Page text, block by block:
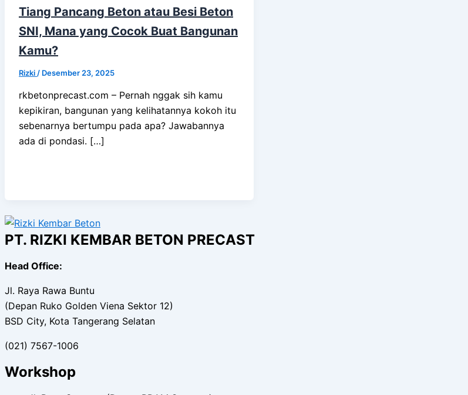
Tiang Pancang Beton atau Besi Beton
SNI, Mana yang Cocok Buat Bangunan
Kamu?
Rizki / Desember 23, 2025
rkbetonprecast.com – Pernah nggak sih kamu
kepikiran, bangunan yang kelihatannya kokoh itu
sebenarnya bertumpu pada apa? Jawabannya
ada di pondasi. […]
PT. RIZKI KEMBAR BETON PRECAST
Head Office:
Jl. Raya Rawa Buntu
(Depan Ruko Golden Viena Sektor 12)
BSD City, Kota Tangerang Selatan
(021) 7567-1006
Workshop